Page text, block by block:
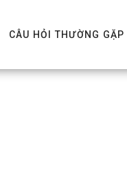
CÂU HỎI THƯỜNG GẶP